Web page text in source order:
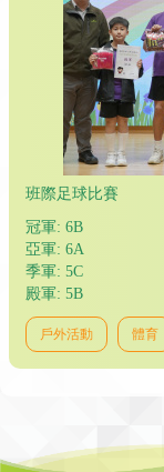
班際足球比賽
冠軍: 6B
亞軍: 6A
季軍: 5C
殿軍: 5B
戶外活動 體育